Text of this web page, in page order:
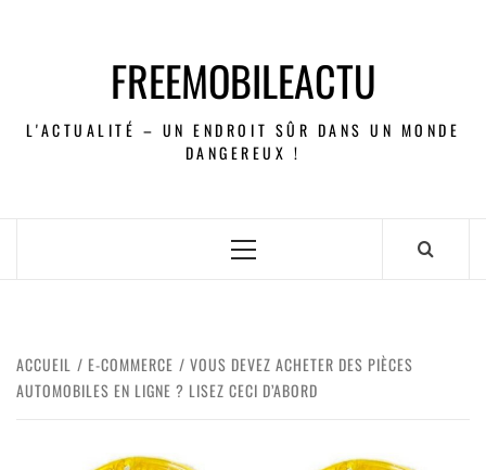
FREEMOBILEACTU
L'ACTUALITÉ – UN ENDROIT SÛR DANS UN MONDE
DANGEREUX !
ACCUEIL E-COMMERCE
VOUS DEVEZ ACHETER DES PIÈCES
AUTOMOBILES EN LIGNE ? LISEZ CECI D’ABORD